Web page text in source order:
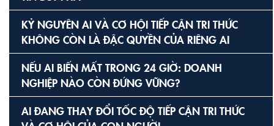
KỶ NGUYÊN AI VÀ CƠ HỘI TIẾP CẬN TRI THỨC
KHÔNG CÒN LÀ ĐẶC QUYỀN CỦA RIÊNG AI
NẾU AI BIẾN MẤT TRONG 24 GIỜ: DOANH
NGHIỆP NÀO CÒN ĐỨNG VỮNG?
AI ĐANG THAY ĐỔI TỐC ĐỘ TIẾP CẬN TRI THỨC